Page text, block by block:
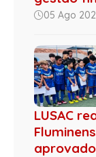
05 Ago
LUSAC